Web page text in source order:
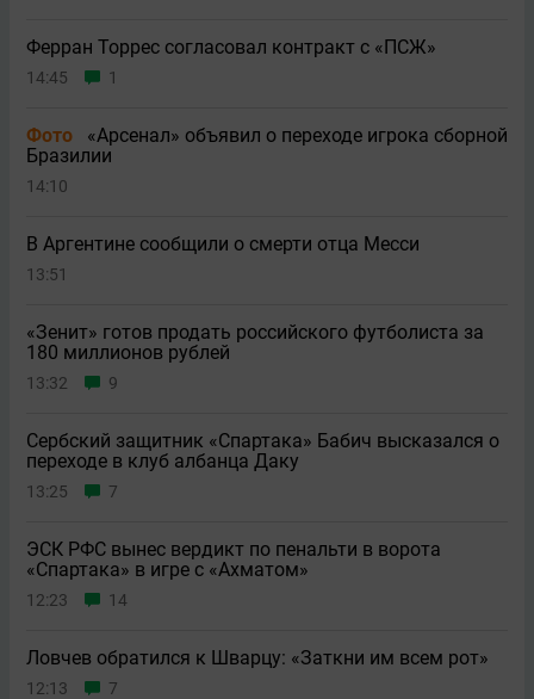
Ферран Торрес согласовал контракт с «ПСЖ»
14:45 1
Фото
«Арсенал» объявил о переходе игрока сборной
Бразилии
14:10
В Аргентине сообщили о смерти отца Месси
13:51
«Зенит» готов продать российского футболиста за
180 миллионов рублей
13:32 9
Сербский защитник «Спартака» Бабич высказался о
переходе в клуб албанца Даку
13:25 7
ЭСК РФС вынес вердикт по пенальти в ворота
«Спартака» в игре с «Ахматом»
12:23 14
Ловчев обратился к Шварцу: «Заткни им всем рот»
12:13 7